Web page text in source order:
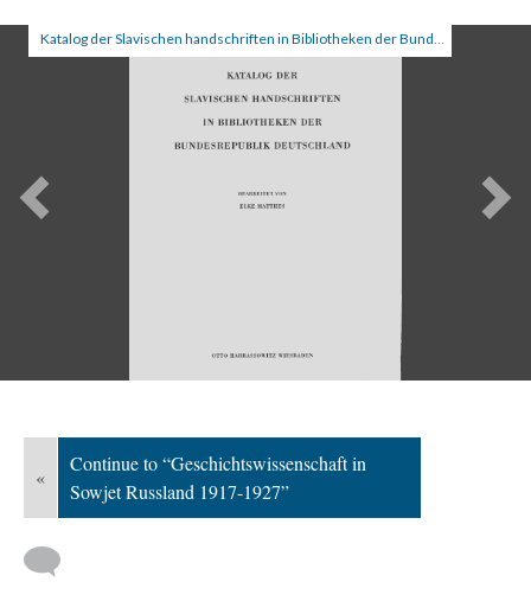
Katalog der Slavischen handschriften in Bibliotheken der Bundesrepublik Deutschland
Previous
«
Continue to “Geschichtswissenschaft in
Sowjet Russland 1917-1927”